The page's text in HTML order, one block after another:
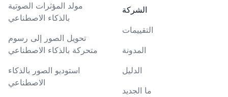
مولد المؤثرات الصوتية
بالذكاء الاصطناعي
تحويل الصور إلى رسوم
متحركة بالذكاء الاصطناعي
استوديو الصور بالذكاء
الاصطناعي
الشركة
التقييمات
المدونة
الدليل
ما الجديد